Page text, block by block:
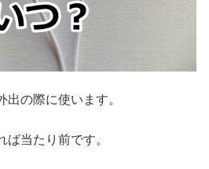
の際に使います。
ば当たり前です。